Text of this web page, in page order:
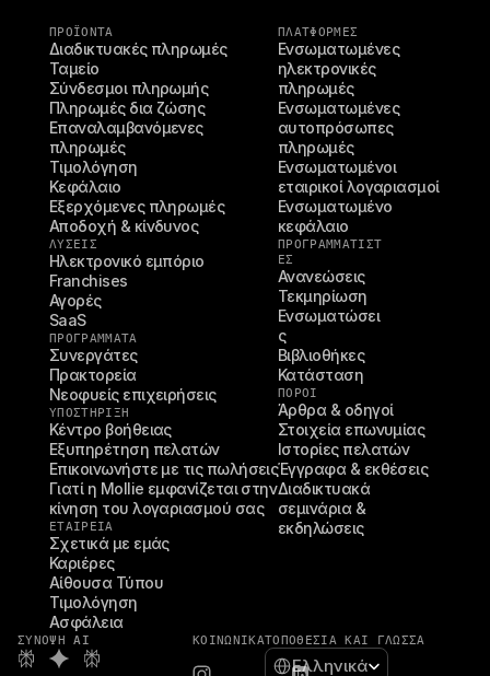
ΠΡΟΪΌΝΤΑ
Διαδικτυακές πληρωμές
Ταμείο
Σύνδεσμοι πληρωμής
Πληρωμές δια ζώσης
Επαναλαμβανόμενες
πληρωμές
Τιμολόγηση
Κεφάλαιο
Εξερχόμενες πληρωμές
Αποδοχή & κίνδυνος
ΛΥΣΕΙΣ
Ηλεκτρονικό εμπόριο
Franchises
Αγορές
SaaS
ΠΡΟΓΡΑΜΜΑΤΑ
Συνεργάτες
Πρακτορεία
Νεοφυείς επιχειρήσεις
ΥΠΟΣΤΉΡΙΞΗ
Κέντρο βοήθειας
Εξυπηρέτηση πελατών
Επικοινωνήστε με τις πωλήσεις
Γιατί η Mollie εμφανίζεται στην
κίνηση του λογαριασμού σας
ΕΤΑΙΡΕΊΑ
Σχετικά με εμάς
Καριέρες
Αίθουσα Τύπου
Τιμολόγηση
Ασφάλεια
ΠΛΑΤΦΟΡΜΕΣ
Ενσωματωμένες
ηλεκτρονικές
πληρωμές
Ενσωματωμένες
αυτοπρόσωπες
πληρωμές
Ενσωματωμένοι
εταιρικοί λογαριασμοί
Ενσωματωμένο
κεφάλαιο
ΠΡΟΓΡΑΜΜΑΤΙΣΤ
ΈΣ
Ανανεώσεις
Τεκμηρίωση
Ενσωματώσει
ς
Βιβλιοθήκες
Κατάσταση
ΠΌΡΟΙ
Άρθρα & οδηγοί
Στοιχεία επωνυμίας
Ιστορίες πελατών
Έγγραφα & εκθέσεις
Διαδικτυακά
σεμινάρια &
εκδηλώσεις
ΣΎΝΟΨΗ AI ΚΟΙΝΩΝΙΚΆΤΟΠΟΘΕΣΊΑ ΚΑΙ ΓΛΏΣΣΑ
Select Language
Ελληνικά